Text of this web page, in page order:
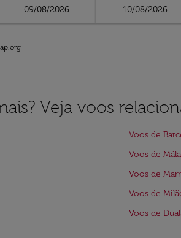
09/08/2026 10/08/2026
Veja voos
Voos de
Voos de
Voos de
Voos de
Voos de